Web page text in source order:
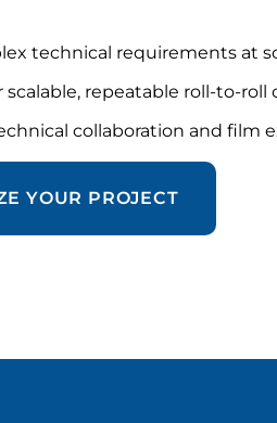
technical requirements at
scalable, repeatable roll-to-roll
collaboration and film
YOUR PROJECT